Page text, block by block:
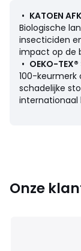
Onderhoud
• Katoen
• Wassen op
• Door te
het
•
Afmetingen
kenmerken
• Herkomst van
• KATOEN
Biologische
insecticiden
impact op de
• OEKO-
100-
schadelijke
internationaal
Onze